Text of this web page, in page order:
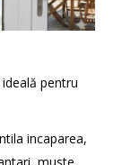
pentru
incaparea,